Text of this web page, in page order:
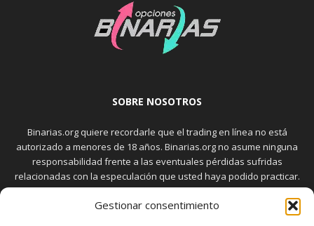
Gestionar consentimiento
SOBRE NOSOTROS
Binarias.org quiere recordarle que el trading en línea no está
autorizado a menores de 18 años. Binarias.org no asume ninguna
responsabilidad frente a las eventuales pérdidas sufridas
relacionadas con la especulación que usted haya podido practicar.
El trading en el mercado de opciones binarias implica riesgos
elevados. Usted debe conocer y aceptar estos riesgos, que